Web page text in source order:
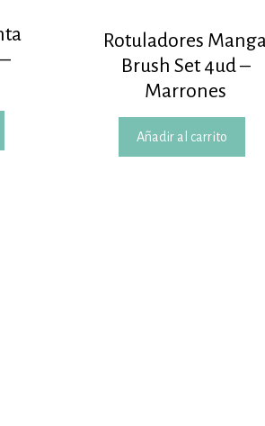
Rotuladores
Brush Set 4ud –
Marrones
Añadir al carrito